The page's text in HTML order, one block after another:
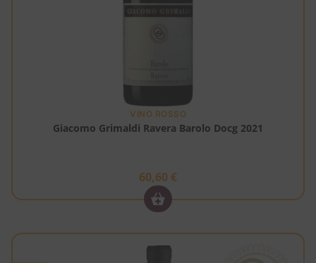
VINO ROSSO
Giacomo Grimaldi Ravera Barolo Docg 2021
60,60 €